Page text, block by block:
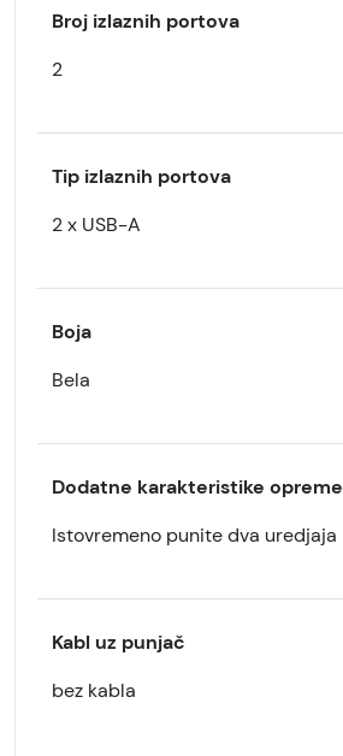
Broj izlaznih portova
2
Tip izlaznih portova
2 x USB-A
Boja
Bela
Dodatne karakteristike opreme
Istovremeno punite dva uredjaja
Kabl uz punjač
bez kabla